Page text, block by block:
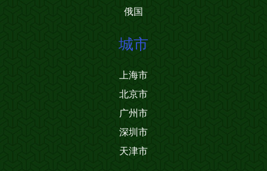
俄国
城市
上海市
北京市
广州市
深圳市
天津市